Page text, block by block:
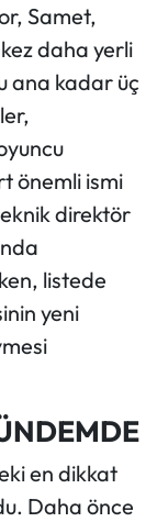
Samet,
daha yerli
ana kadar üç
önemli ismi
direktör
listede
yeni
en dikkat
Daha önce